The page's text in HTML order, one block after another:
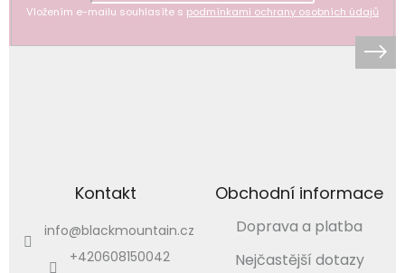
Vložením e-mailu souhlasíte s podmínkami ochrany osobních údajů
Kontakt
info@blackmountain.cz
+420608150042
Obchodní informace
Doprava a platba
Nejčastější dotazy